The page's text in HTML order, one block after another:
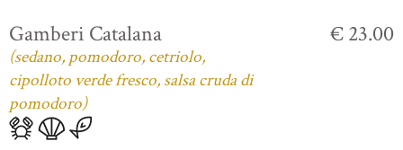
Gamberi Catalana
(sedano, pomodoro, cetriolo,
cipolloto verde fresco, salsa cruda di
pomodoro)
€ 23.00